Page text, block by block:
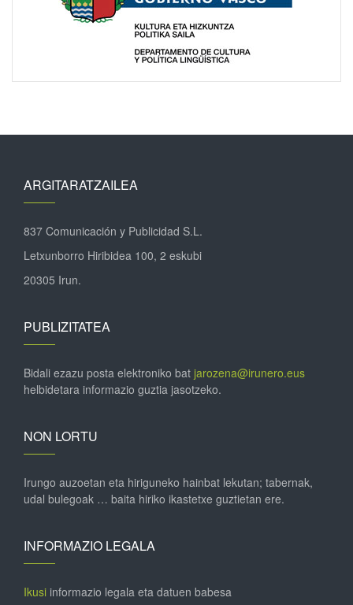
ARGITARATZAILEA
837 Comunicación y Publicidad S.L.
Letxunborro Hiribidea 100, 2 eskubi
20305 Irun.
PUBLIZITATEA
Bidali ezazu posta elektroniko bat jarozena@irunero.eus
helbidetara informazio guztia jasotzeko.
NON LORTU
Irungo auzoetan eta hiriguneko hainbat lekutan; tabernak,
udal bulegoak … baita hiriko ikastetxe guztietan ere.
INFORMAZIO LEGALA
Ikusi informazio legala eta datuen babesa